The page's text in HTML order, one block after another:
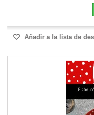
Añadir a la lista de